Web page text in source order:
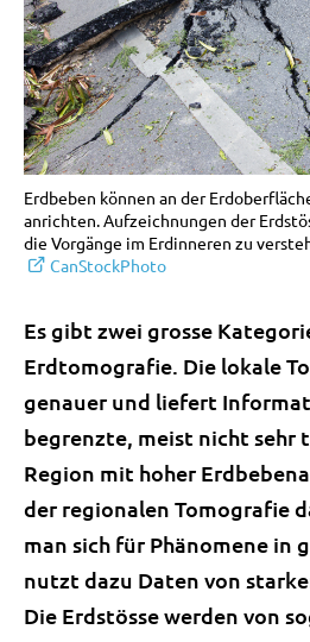
Erdbeben können an der
anrichten. Aufzeichnungen der
die Vorgänge im Erdinneren zu
CanStockPhoto
Es gibt zwei grosse
Erdtomografie. Die lokale
genauer und liefert
begrenzte, meist nicht sehr
Region mit hoher
der regionalen Tomografie
man sich für Phänomene in
nutzt dazu Daten von
Die Erdstösse werden von